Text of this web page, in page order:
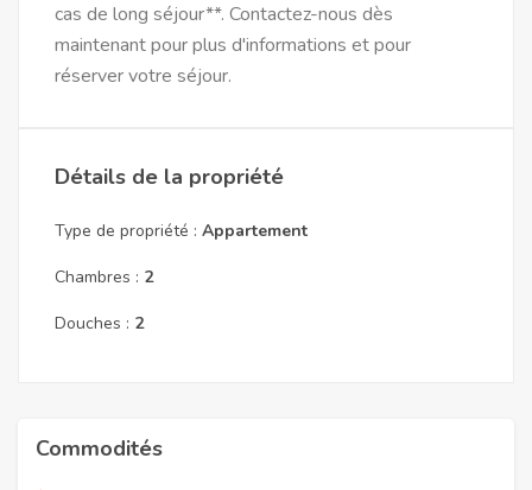
cas de long séjour**. Contactez-nous dès
maintenant pour plus d'informations et pour
réserver votre séjour.
Détails de la propriété
Type de propriété : Appartement
Chambres : 2
Douches : 2
Commodités